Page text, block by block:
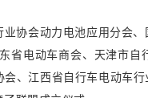
协会动力电池应用分会
电动车商会、天津市
、江西省自行车电动车